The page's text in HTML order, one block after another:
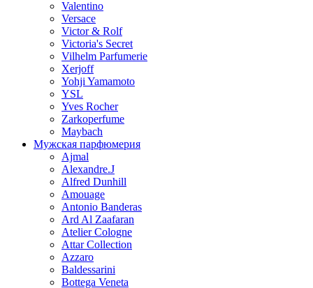
Valentino
Versace
Victor & Rolf
Victoria's Secret
Vilhelm Parfumerie
Xerjoff
Yohji Yamamoto
YSL
Yves Rocher
Zarkoperfume
Maybach
Мужская парфюмерия
Ajmal
Alexandre.J
Alfred Dunhill
Amouage
Antonio Banderas
Ard Al Zaafaran
Atelier Cologne
Attar Collection
Azzaro
Baldessarini
Bottega Veneta